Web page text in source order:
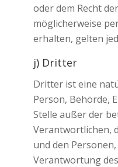
oder dem Recht
möglicherweise
erhalten, gelten
j) Dritter
Dritter ist eine
Person, Behörde,
Stelle außer der
Verantwortlichen,
und den
Verantwortung